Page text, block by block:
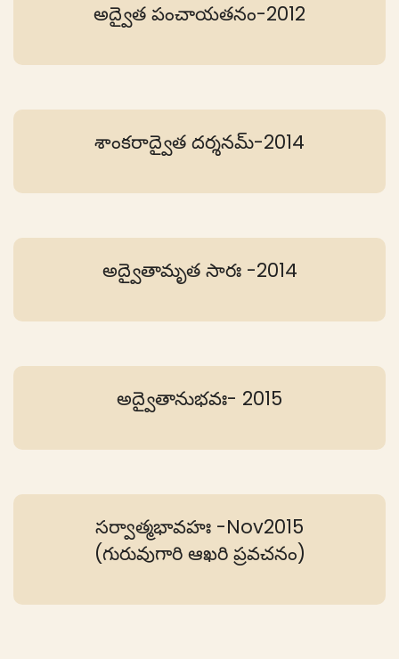
అద్వైత పంచాయతనం-2012
శాంకరాద్వైత దర్శనమ్-2014
అద్వైతామృత సారః -2014
అద్వైతానుభవః- 2015
సర్వాత్మభావహః -Nov2015
(గురువుగారి ఆఖరి ప్రవచనం)